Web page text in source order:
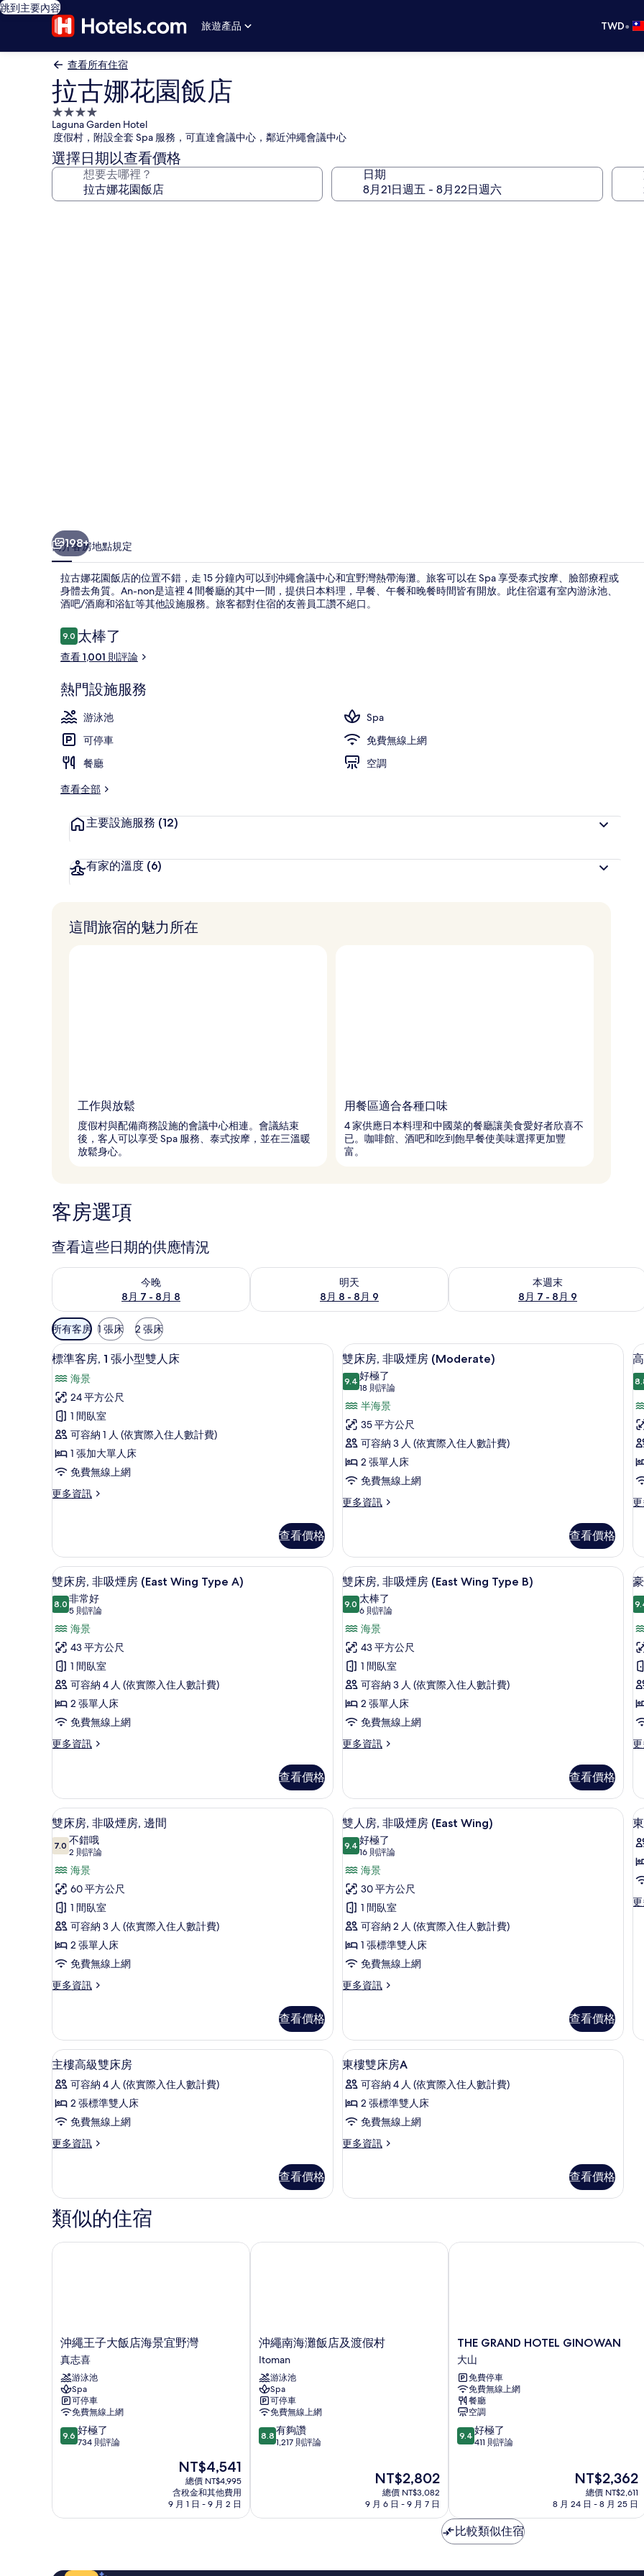
跳到主要內容
旅遊產品
TWD•
查看所有住宿
拉古娜花園飯店
4.0
星
級
住
宿
Laguna Garden Hotel
度假村，附設全套 Spa 服務，可直達會議中心，鄰近沖繩會議中心
選擇日期以查看價格
想要去哪裡？ 日期
室內游泳
198+
簡介客房地點規定
拉古娜花園飯店的位置不錯，走 15 分鐘內可以到沖繩會議中心和宜野灣熱帶海灘。旅客可以在 Spa 享受泰式按摩、臉部療程或
身體去角質。An-non是這裡 4 間餐廳的其中一間，提供日本料理，早餐、午餐和晚餐時間皆有開放。此住宿還有室內游泳池、
酒吧/酒廊和浴缸等其他設施服務。旅客都對住宿的友善員工讚不絕口。
評
論
9.09.0 分，滿分 10 分，
太棒了
查看 1,001 則評論
熱門設施服務
游泳池
Spa
可停車
免費無線上網
餐廳
空調
查看全部
主要設施服務 (12)
有家的溫度 (6)
這間旅宿的魅力所在
工作與放鬆
度假村與配備商務設施的會議中心相連。會議結束
後，客人可以享受 Spa 服務、泰式按摩，並在三溫暖
放鬆身心。
用餐區適合各種口味
4 家供應日本料理和中國菜的餐廳讓美食愛好者欣喜不
已。咖啡館、酒吧和吃到飽早餐使美味選擇更加豐
富。
客房選項
查看這些日期的供應情況
今晚
8月 7 - 8月 8
查看今晚 (8月 7 - 8月 8) 的供應情況
明天
8月 8 - 8月 9
查看明天 (8月 8 - 8月 9) 的供應情況
本週末
8月 7 - 8月 9
查看本週末 (8月 7 - 8月 9) 的供應情況
可
用
的
客
房
篩
選
條
件
所有客房 1 張床 2 張床
顯
標
準
客
房,
1
張
小
人
床
的
所
有
相
片
高級寢具、客房內保險箱、書桌、筆電工作空間
5
標準客房, 1 張小型雙人床
海景
24 平方公尺
1 間臥室
可容納 1 人 (依實際入住人數計費)
1 張加大單人床
免費無線上網
更多資訊
更
房,
1
張
小
型
雙
人
床
的
詳
情
查看價格
顯
示
雙
床
房,
非
吸
煙
房
所
有
相
片
高級寢具、客房內保險箱、書桌、筆電
9
雙床房, 非吸煙房 (Moderate)
9.49.4 分，滿分 10 分
好極了
18 則評論
(18
則
評
論)
半海景
35 平方公尺
可容納 3 人 (依實際入住人數計費)
2 張單人床
免費無線上網
更多資訊
更
房,
非
吸
房
(Moderate)
的
詳
情
查看價格
更
雙
床
房
詳
顯
示
雙
床
房,
非
吸
煙
房
(East
A)
的
所
有
相
片
雙床房, 非吸煙房 (East Wing Type A) | 高級寢具、客房內保險箱、書桌、筆電工作空間
12
雙床房, 非吸煙房 (East Wing Type A)
8.08.0 分，滿分 10 分
非常好
5 則評論
(5
則
評
論)
海景
43 平方公尺
1 間臥室
可容納 4 人 (依實際入住人數計費)
2 張單人床
免費無線上網
更多資訊
更
房,
非
吸
房
(East
Wing
Type
A)
的
詳
查看價格
顯
示
雙
床
房,
非
吸
煙
房
(East
B)
的
所
有
相
片
雙床房, 非吸煙房 (East Wing Type B)
10
雙床房, 非吸煙房 (East Wing Type B)
9.09.0 分，滿分 10 分
太棒了
6 則評論
(6
則
評
論)
海景
43 平方公尺
1 間臥室
可容納 3 人 (依實際入住人數計費)
2 張單人床
免費無線上網
更多資訊
更
房,
非
吸
房
(East
Wing
Type
B)
的
詳
查看價格
更
雙
床
房,
吸
煙
的
詳
情
顯
示
雙
床
房,
非
吸
煙
房,
邊
所
有
相
片
高級寢具、客房內保險箱、書桌、筆電工作空間
11
雙床房, 非吸煙房, 邊間
7.07.0 分，滿分 10 分
不錯哦
2 則評論
(2
則
評
論)
海景
60 平方公尺
1 間臥室
可容納 3 人 (依實際入住人數計費)
2 張單人床
免費無線上網
更多資訊
更
房,
非
吸
房,
邊
的
詳
情
查看價格
顯
示
雙
人
房,
非
吸
煙
房
(East
所
有
相
片
雙人房, 非吸煙房 (East Wing) | 高級
7
雙人房, 非吸煙房 (East Wing)
9.49.4 分，滿分 10 分
好極了
16 則評論
(16
則
評
論)
海景
30 平方公尺
1 間臥室
可容納 2 人 (依實際入住人數計費)
1 張標準雙人床
免費無線上網
更多資訊
更
房,
非
吸
房
(East
Wing)
的
詳
情
查看價格
東
更
情
顯
示
主
樓
級
床
房
的
所
高級寢具、客房內保險箱、書桌、筆電工作空間
5
主樓高級雙床房
可容納 4 人 (依實際入住人數計費)
2 張標準雙人床
免費無線上網
更多資訊
更
高
級
雙
床
房
查看價格
顯
示
東
樓
床
A
有
高級寢具、客房內保險箱、書桌、筆電
18
東樓雙床房A
可容納 4 人 (依實際入住人數計費)
2 張標準雙人床
免費無線上網
更多資訊
更
雙
的
查看價格
類似的住宿
沖
繩
王
子
大
飯
店
海
景
喜
沖繩王子大飯店海景宜野灣
真志喜
游泳池
Spa
可停車
免費無線上網
9.6
分，
極
評
9.6 好極了
734 則評論
現
在
價
格
為
NT$4,541
總價 NT$4,995
含稅金和其他費用
9 月 1 日 - 9 月 2 日
沖繩王子大飯店海景宜野灣
沖
繩
南
海
灘
飯
店
及
渡
沖繩南海灘飯店及渡假村
Itoman
游泳池
Spa
可停車
免費無線上網
8.8
分，
夠
評
8.8 有夠讚
1,217 則評論
現
在
價
NT$2,802
總價 NT$3,082
9 月 6 日 - 9 月 7 日
沖繩南海灘飯店及渡假村
THE
GRAND
HOTEL
GINOWAN
大
山
THE GRAND HOTEL GINOWAN
大山
免費停車
免費無線上網
餐廳
空調
9.4
分，
極
了，
411
評
9.4 好極了
411 則評論
現
價
NT$2,362
總價 NT$2,611
8 月 24 日 - 8 月 25 日
THE GRAND HOTEL GINOWAN
比較類似住宿